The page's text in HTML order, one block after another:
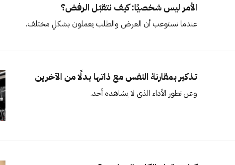
الأمر ليس شخصيًا: كيف نتقبّل الرفض؟
عندما نستوعب أن العرض والطلب يعملون بشكلٍ مختلف.
تذكير بمقارنة النفس مع ذاتها بدلًا من الآخرين
وعن تطور الأداء الذي لا يشاهده أحد.